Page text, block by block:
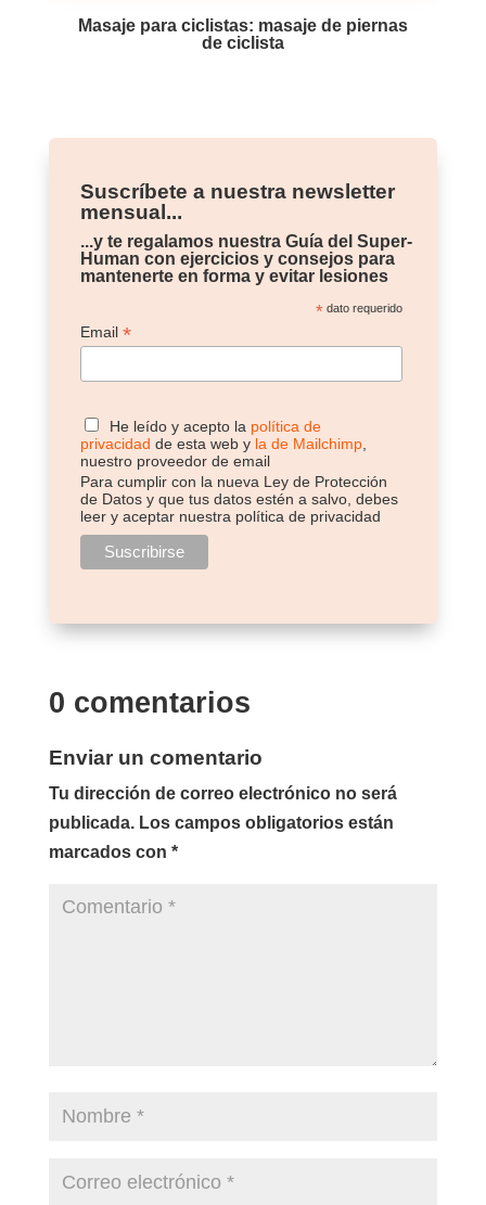
Masaje para ciclistas: masaje de piernas
de ciclista
Suscríbete a nuestra newsletter
mensual...
...y te regalamos nuestra Guía del Super-
Human con ejercicios y consejos para
mantenerte en forma y evitar lesiones
*dato requerido
Email*
He leído y acepto la política de
privacidad de esta web y la de Mailchimp
nuestro proveedor de email
Para cumplir con la nueva Ley de Protección
de Datos y que tus datos estén a salvo, debes
leer y aceptar nuestra política de privacidad
0 comentarios
Enviar un comentario
Tu dirección de correo electrónico no será
publicada. Los campos obligatorios están
marcados con *